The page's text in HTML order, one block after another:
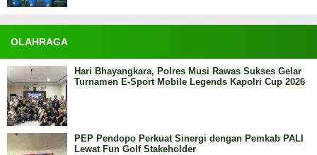
OLAHRAGA
Hari Bhayangkara, Polres Musi Rawas Sukses Gelar
Turnamen E-Sport Mobile Legends Kapolri Cup 2026
PEP Pendopo Perkuat Sinergi dengan Pemkab PALI
Lewat Fun Golf Stakeholder